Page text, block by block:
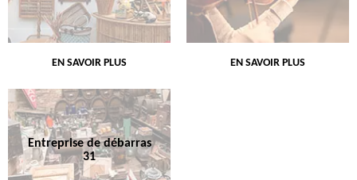
EN SAVOIR PLUS EN SAVOIR PLUS
Entreprise de débarras
31